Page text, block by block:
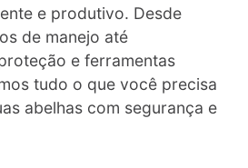
e produtivo. Desde
de manejo até
e ferramentas
tudo o que você precisa
abelhas com segurança e